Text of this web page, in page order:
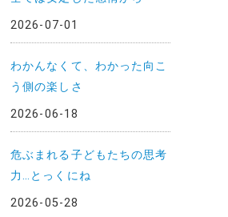
2026-07-01
わかんなくて、わかった向こ
う側の楽しさ
2026-06-18
危ぶまれる子どもたちの思考
力…とっくにね
2026-05-28